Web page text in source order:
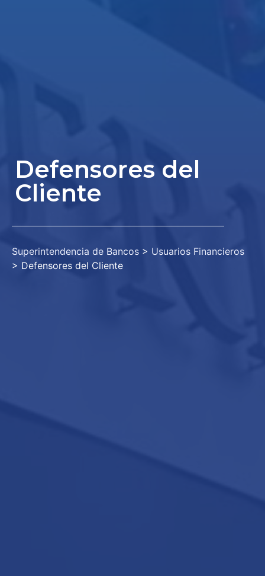
Defensores del
Cliente
Superintendencia de Bancos > Usuarios Financieros
> Defensores del Cliente